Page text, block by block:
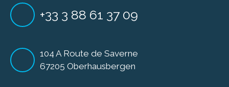
+33 3 88 61 37 09
104 A Route de Saverne
67205 Oberhausbergen